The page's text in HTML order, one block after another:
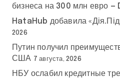
бизнеса на 300 млн евро —
HataHub добавила
2026
Путин получил
США 7 августа, 2026
НБУ ослабил кредитные